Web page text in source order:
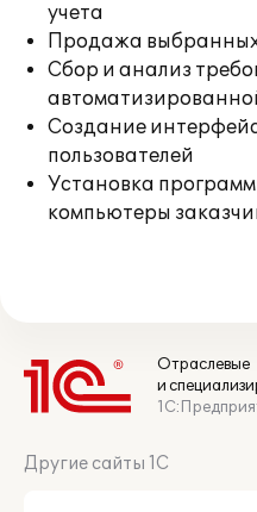
учета
Продажа
Сбор и анализ
Создание
пользователей
Установка
компьютеры
Отраслевые
и
Другие сайты 1С